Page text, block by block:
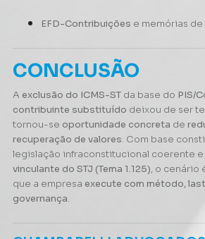
EFD-Contribuições e memórias de
CONCLUSÃO
A exclusão do ICMS-ST da base do PIS/
contribuinte substituído deixou de ser
tornou-se oportunidade concreta de
recuperação de valores. Com base
legislação infraconstitucional coerente e
vinculante do STJ (Tema 1.125), o cenário
que a empresa execute com método,
governança.